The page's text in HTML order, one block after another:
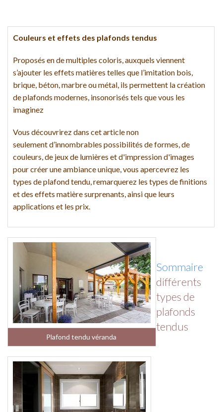
Couleurs et effets des plafonds tendus
Proposés en de multiples coloris, auxquels viennent
s’ajouter les effets matières telles que l’imitation bois,
brique, béton, marbre ou métal, ils permettent la création
de plafonds modernes, insonorisés tels que vous les
imaginez
Vous découvrirez dans cet article non
seulement d’innombrables possibilités de formes, de
couleurs, de jeux de lumières et d'impression d'images
pour créer une ambiance unique, vous apercevrez les
types de plafond tendu, remarquerez les types de finitions
et des effets matière surprenants, ainsi que leurs
applications et les prix.
Plafond tendu véranda
Sommaire
différents
types de
plafonds
tendus